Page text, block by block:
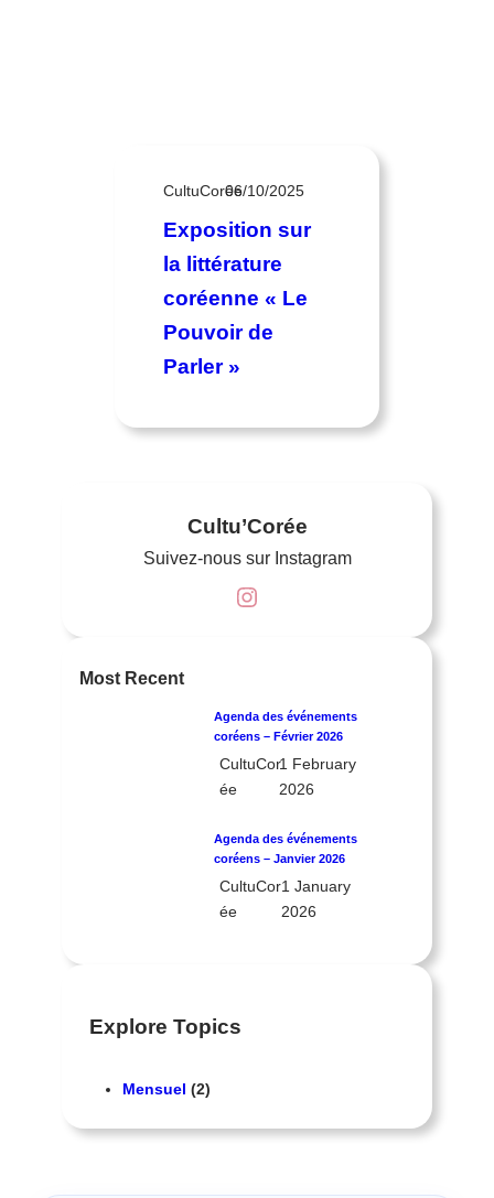
CultuCorée06/10/2025
Exposition sur
la littérature
coréenne « Le
Pouvoir de
Parler »
Cultu’Corée
Suivez-nous sur Instagram
Instagram
Most Recent
Agenda des événements
coréens – Février 2026
CultuCor
ée
1 February
2026
Agenda des événements
coréens – Janvier 2026
CultuCor
ée
1 January
2026
Explore Topics
Mensuel (2)